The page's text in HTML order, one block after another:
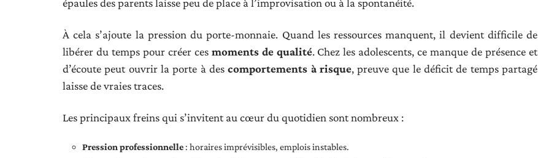
épaules des parents laisse peu de place à l’improvisation ou à la spontanéité.
À cela s’ajoute la pression du porte-monnaie. Quand les ressources manquent, il devient difficile de
libérer du temps pour créer ces moments de qualité. Chez les adolescents, ce manque de présence et
d’écoute peut ouvrir la porte à descomportements à risque, preuve que le déficit de temps partagé
laisse de vraies traces.
Les principaux freins qui s’invitent au cœur du quotidien sont nombreux :
Pression professionnelle : horaires imprévisibles, emplois instables.